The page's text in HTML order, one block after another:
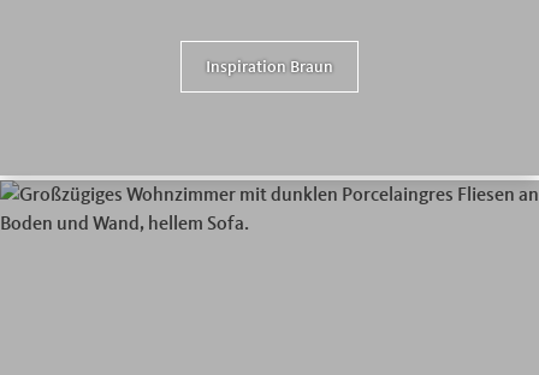
Inspiration Braun